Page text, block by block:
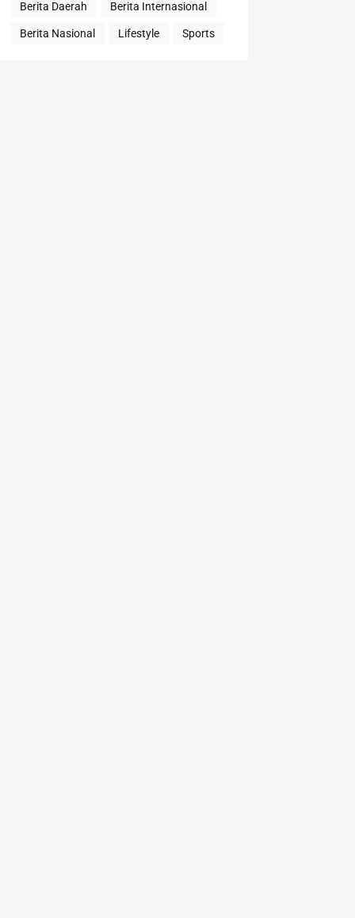
Berita Daerah Berita Internasional
Berita Nasional Lifestyle Sports